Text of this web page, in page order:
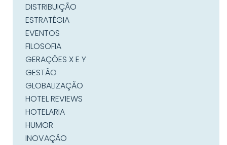
DISTRIBUIÇÃO
ESTRATÉGIA
EVENTOS
FILOSOFIA
GERAÇÕES X E Y
GESTÃO
GLOBALIZAÇÃO
HOTEL REVIEWS
HOTELARIA
HUMOR
INOVAÇÃO